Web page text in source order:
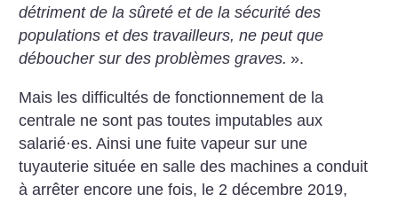
détriment de la sûreté et de la sécurité des
populations et des travailleurs, ne peut que
déboucher sur des problèmes graves. ».
Mais les difficultés de fonctionnement de la
centrale ne sont pas toutes imputables aux
salarié·es. Ainsi une fuite vapeur sur une
tuyauterie située en salle des machines a conduit
à arrêter encore une fois, le 2 décembre 2019,